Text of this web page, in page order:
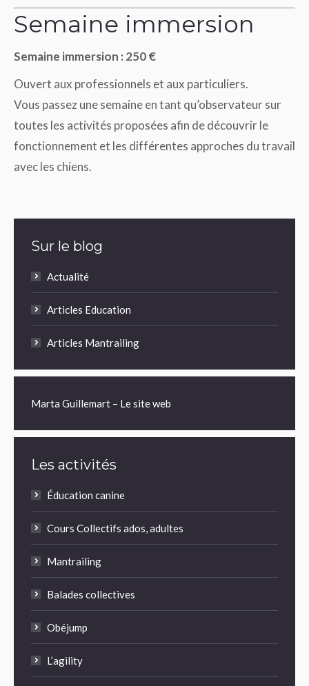
Semaine immersion
Semaine immersion : 250 €
Ouvert aux professionnels et aux particuliers.
Vous passez une semaine en tant qu’observateur sur
toutes les activités proposées afin de découvrir le
fonctionnement et les différentes approches du travail
avec les chiens.
Sur le blog
Actualité
Articles Education
Articles Mantrailing
Marta Guillemart – Le site web
Les activités
Éducation canine
Cours Collectifs ados, adultes
Mantrailing
Balades collectives
Obéjump
L’agility